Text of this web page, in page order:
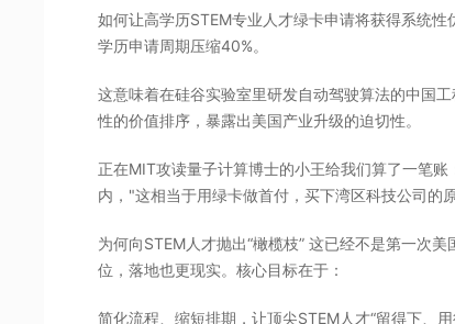
如何让高学历STEM专业人才绿卡申请将获得系统
学历申请周期压缩40%。
这意味着在硅谷实验室里研发自动驾驶算法的中国
性的价值排序，暴露出美国产业升级的迫切性。
正在MIT攻读量子计算博士的小王给我们算了一笔
内，"这相当于用绿卡做首付，买下湾区科技公司的
为何向STEM人才抛出“橄榄枝” 这已经不是第一次
位，落地也更现实。核心目标在于：
简化流程、缩短排期，让顶尖STEM人才“留得下、用